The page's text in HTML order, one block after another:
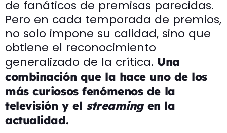
de fanáticos de premisas parecidas.
Pero en cada temporada de premios,
no solo impone su calidad, sino que
obtiene el reconocimiento
generalizado de la crítica. Una
combinación que la hace uno de los
más curiosos fenómenos de la
televisión y el streaming en la
actualidad.